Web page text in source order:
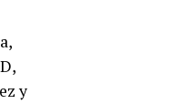
y